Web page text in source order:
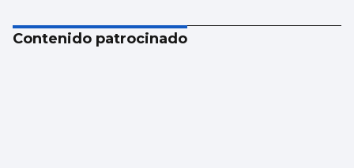
Contenido patrocinado